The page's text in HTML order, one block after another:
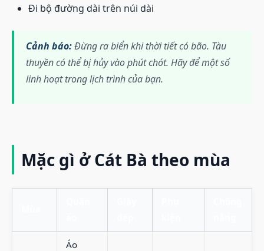
Đi bộ đường dài trên núi dài
Cảnh báo:Đừng ra biển khi thời tiết có bão. Tàu
thuyền có thể bị hủy vào phút chót. Hãy để một số
linh hoạt trong lịch trình của bạn.
Mặc gì ở Cát Bà theo mùa
Áo